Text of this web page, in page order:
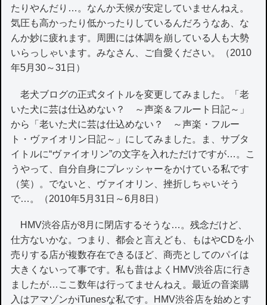
たりやんだり…。なんか天候が安定していませんねえ。
気圧も高かったり低かったりしているんだろうなあ、な
んか妙に疲れます。周囲には体調を崩している人も大勢
いらっしゃいます。みなさん、ご自愛ください。（2010
年5月30～31日）
老犬ブログの正式タイトルを変更してみました。「老
いた犬に芸は仕込めない？ ～声楽＆フルート日記～」
から「老いた犬に芸は仕込めない？ ～声楽・フルー
ト・ヴァイオリン日記～」にしてみました。ま、サブタ
イトルに“ヴァイオリン”の文字を入れただけですが…。こ
うやって、自分自身にプレッシャーをかけている私です
（笑）。でないと、ヴァイオリン、挫折しちゃいそう
で…。（2010年5月31日～6月8日）
HMV渋谷店が8月に閉店するそうな…。残念だけど、
仕方ないかな。つまり、都会と言えども、もはやCDを小
売りする店が複数存在できるほど、商売としてのパイは
大きくないって事です。私も昔はよくHMV渋谷店に行き
ましたが…ここ数年は行ってませんねえ。最近の音楽購
入はアマゾンかiTunesな私です。HMV渋谷店を始めとす